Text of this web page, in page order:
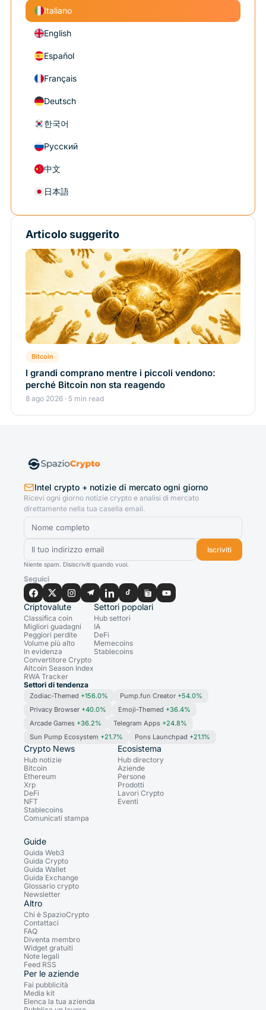
Italiano
English
Español
Français
Deutsch
한국어
Русский
中文
日本語
Articolo suggerito
Bitcoin
I grandi comprano mentre i piccoli vendono:
perché Bitcoin non sta reagendo
8 ago 2026 · 5 min read
Intel crypto + notizie di mercato ogni giorno
Ricevi ogni giorno notizie crypto e analisi di mercato
direttamente nella tua casella email.
Iscriviti
Niente spam. Disiscriviti quando vuoi.
Seguici
Criptovalute
Classifica coin
Migliori guadagni
Peggiori perdite
Volume più alto
In evidenza
Convertitore Crypto
Altcoin Season Index
RWA Tracker
Settori popolari
Hub settori
IA
DeFi
Memecoins
Stablecoins
Settori di tendenza
Zodiac-Themed +156.0% Pump.fun Creator +54.0%
Privacy Browser +40.0% Emoji-Themed +36.4%
Arcade Games +36.2% Telegram Apps +24.8%
Sun Pump Ecosystem +21.7% Pons Launchpad +21.1%
Crypto News
Hub notizie
Bitcoin
Ethereum
Xrp
DeFi
NFT
Stablecoins
Comunicati stampa
Ecosistema
Hub directory
Aziende
Persone
Prodotti
Lavori Crypto
Eventi
Guide
Guida Web3
Guida Crypto
Guida Wallet
Guida Exchange
Glossario crypto
Newsletter
Altro
Chi è SpazioCrypto
Contattaci
FAQ
Diventa membro
Widget gratuiti
Note legali
Feed RSS
Per le aziende
Fai pubblicità
Media kit
Elenca la tua azienda